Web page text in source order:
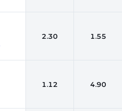
2.30 1.55
1.12 4.90